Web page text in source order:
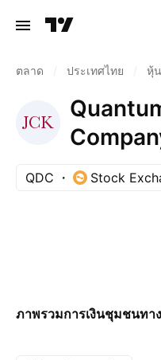
ตลาด ประเทศไทย หุ้น
QDC Stock
ภาพรวมการเงินชุมชนทา